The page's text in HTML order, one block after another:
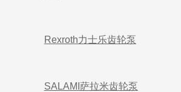
Rexroth力士乐齿轮泵
SALAMI萨拉米齿轮泵